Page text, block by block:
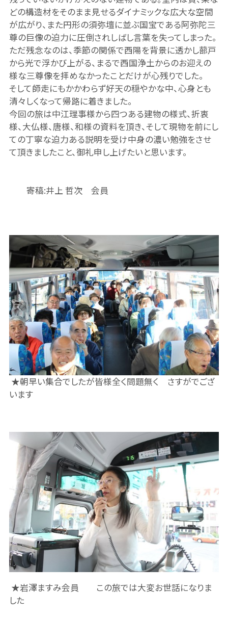
どの構造材をそのまま見せるダイナミックな広大な空間
が広がり、また円形の須弥壇に並ぶ国宝である阿弥陀三
尊の巨像の迫力に圧倒されしばし言葉を失ってしまった。
ただ残念なのは、季節の関係で西陽を背景に透かし蔀戸
から光で浮かび上がる、まるで西国浄土からのお迎えの
様な三尊像を拝めなかったことだけが心残りでした。
そして師走にもかかわらず好天の穏やかな中、心身とも
清々しくなって帰路に着きました。
今回の旅は中江理事様から四つある建物の様式、折衷
様、大仏様、唐様、和様の資料を頂き、そして現物を前にし
ての丁寧な迫力ある説明を受け中身の濃い勉強をさせ
て頂きましたこと、御礼申し上げたいと思います。
寄稿:井上 哲次 会員
★朝早い集合でしたが皆様全く問題無く さすがでござ
います
★岩澤ますみ会員 この旅では大変お世話になりま
した